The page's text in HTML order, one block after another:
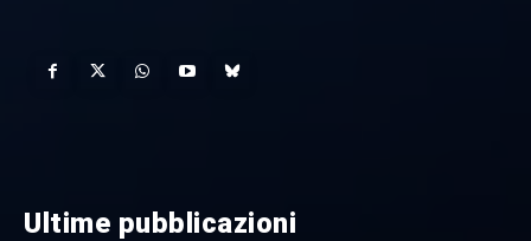
Ultime pubblicazioni